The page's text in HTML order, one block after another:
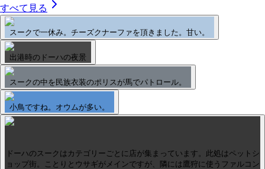
すべて見る
スークで一休み。チーズクナーファを頂きました。甘い。
出港時のドーハの夜景
スークの中を民族衣装のポリスが馬でパトロール。
小鳥ですね。オウムが多い。
ドーハのスークはカテゴリーごとに店が集まっています。此処はペットシ
ョップ街。ことりとウサギがメインですが、隣には鷹狩に使うファルコン